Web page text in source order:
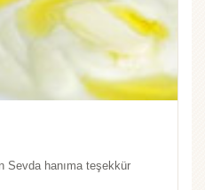
Sevda hanıma teşekkür